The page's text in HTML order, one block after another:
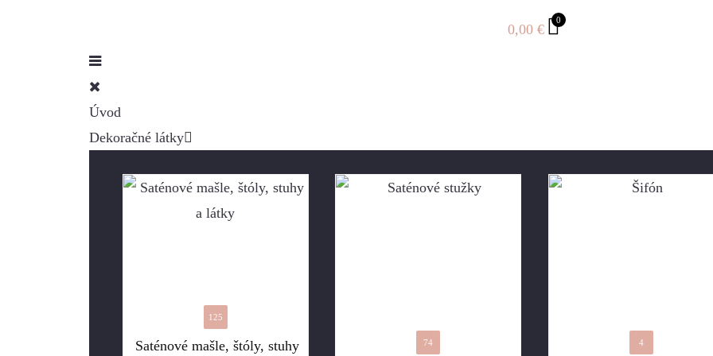
0,00 €
0
Úvod
Dekoračné látky
Saténové mašle, štóly, stuhy
125
74 4